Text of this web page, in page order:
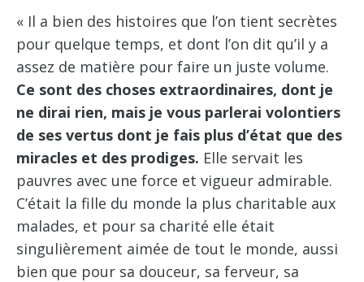
« Il a bien des histoires que l’on tient secrètes
pour quelque temps, et dont l’on dit qu’il y a
assez de matière pour faire un juste volume.
Ce sont des choses extraordinaires, dont je
ne dirai rien, mais je vous parlerai volontiers
de ses vertus dont je fais plus d’état que des
miracles et des prodiges. Elle servait les
pauvres avec une force et vigueur admirable.
C’était la fille du monde la plus charitable aux
malades, et pour sa charité elle était
singulièrement aimée de tout le monde, aussi
bien que pour sa douceur, sa ferveur, sa